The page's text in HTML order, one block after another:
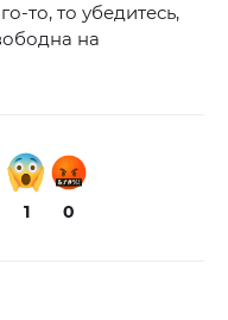
то, то убедитесь,
на
1 0